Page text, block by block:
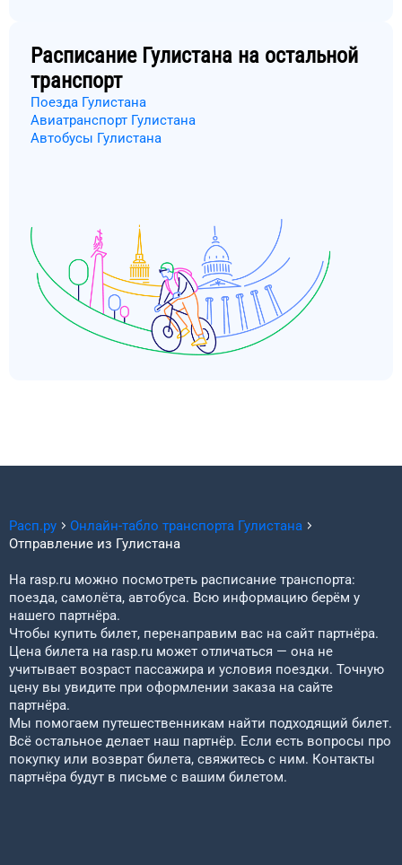
Расписание Гулистана на остальной
транспорт
Поезда Гулистана
Авиатранспорт Гулистана
Автобусы Гулистана
Расп.ру Онлайн-табло транспорта Гулистана
Отправление из Гулистана
На rasp.ru можно посмотреть расписание транспорта:
поезда, самолёта, автобуса. Всю информацию берём у
нашего партнёра.
Чтобы купить билет, перенаправим вас на сайт партнёра.
Цена билета на rasp.ru может отличаться — она не
учитывает возраст пассажира и условия поездки. Точную
цену вы увидите при оформлении заказа на сайте
партнёра.
Мы помогаем путешественникам найти подходящий билет.
Всё остальное делает наш партнёр. Если есть вопросы про
покупку или возврат билета, свяжитесь с ним. Контакты
партнёра будут в письме с вашим билетом.